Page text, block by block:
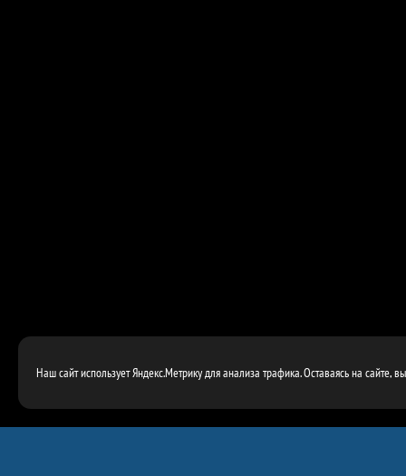
Наш сайт использует Яндекс.Метрику для анализа трафика. Оставаясь на сайте,